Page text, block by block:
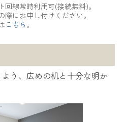
回線常時利用可(接続無料)。
際にお申し付けください。
こちら 。
う、広めの机と十分な明か